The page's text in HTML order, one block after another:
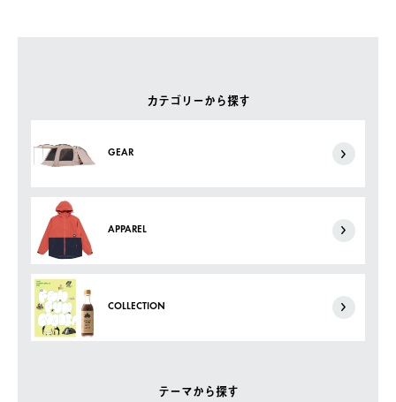
カテゴリーから探す
GEAR
APPAREL
COLLECTION
テーマから探す